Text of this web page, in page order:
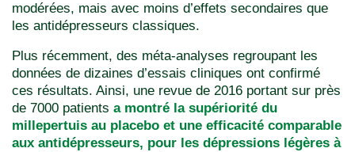
modérées, mais avec moins d’effets secondaires que
les antidépresseurs classiques.
Plus récemment, des méta-analyses regroupant les
données de dizaines d’essais cliniques ont confirmé
ces résultats. Ainsi, une revue de 2016 portant sur près
de 7000 patients a montré la supériorité du
millepertuis au placebo et une efficacité comparable
aux antidépresseurs, pour les dépressions légères à